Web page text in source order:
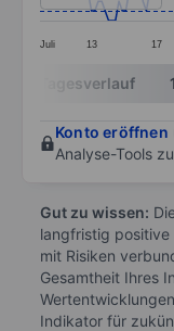
Juli 13 17
End of
Tagesverlauf
Konto eröffnen
Analyse-Tools
Gut zu wissen:
langfristig positive
mit Risiken
Gesamtheit Ihres
Indikator für